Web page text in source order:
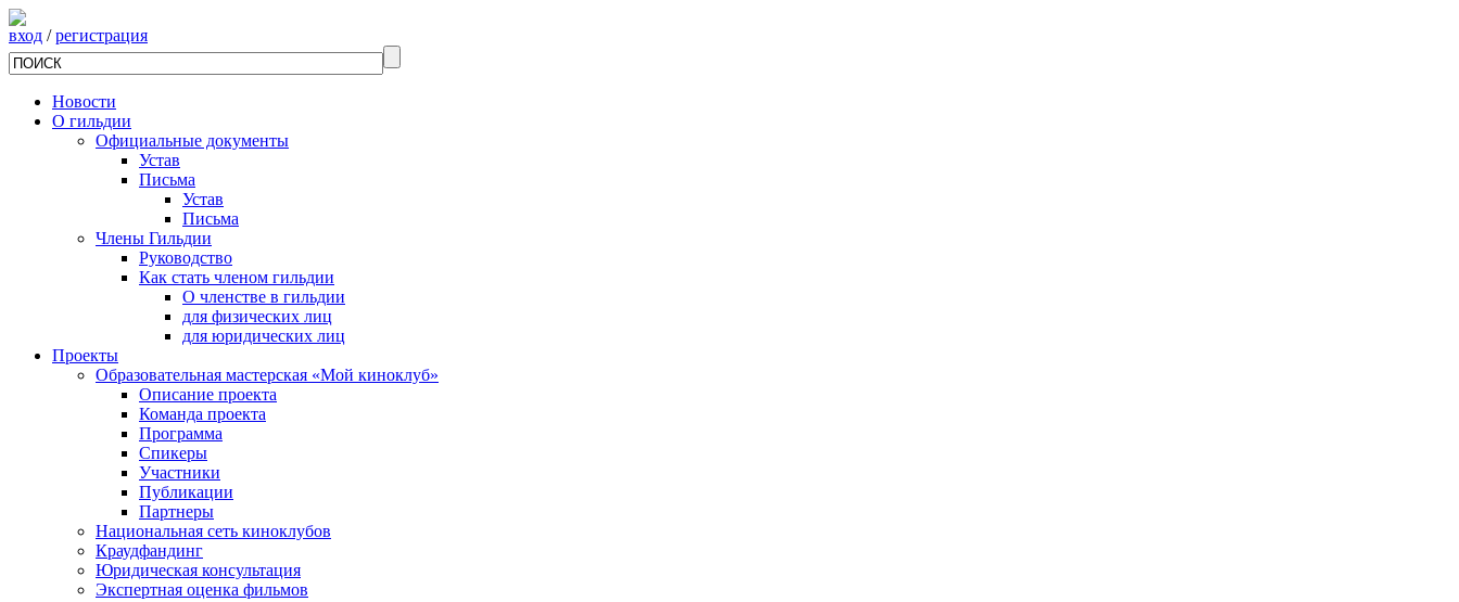
вход /регистрация
Новости
О гильдии
Официальные документы
Устав
Письма
Устав
Письма
Члены Гильдии
Руководство
Как стать членом гильдии
О членстве в гильдии
для физических лиц
для юридических лиц
Проекты
Образовательная мастерская «Мой киноклуб»
Описание проекта
Команда проекта
Программа
Спикеры
Участники
Публикации
Партнеры
Национальная сеть киноклубов
Краудфандинг
Юридическая консультация
Экспертная оценка фильмов